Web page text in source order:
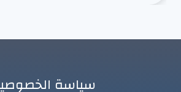
سياسة